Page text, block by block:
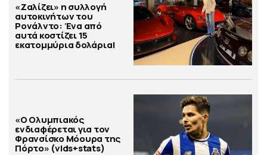
«Ζαλίζει» η συλλογή
αυτοκινήτων του
Ρονάλντο: Ένα από
αυτά κοστίζει 15
εκατομμύρια δολάρια!
«Ο Ολυμπιακός
ενδιαφέρεται για τον
Φρανσίσκο Μόουρα της
Πόρτο» (vids+stats)